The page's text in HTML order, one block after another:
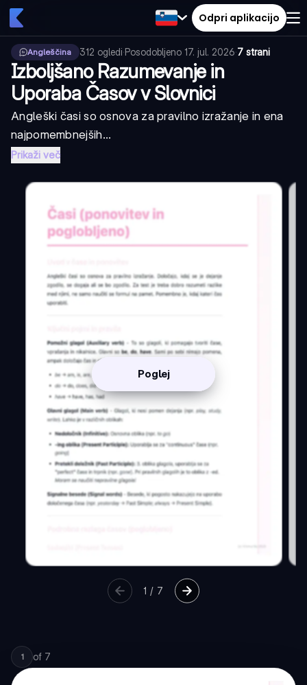
Odpri aplikacijo
Angleščina 312 ogledi·Posodobljeno 17. jul. 2026·7 strani
Izboljšano Razumevanje in
Uporaba Časov v Slovnici
Angleški časi so osnova za pravilno izražanje in ena
najpomembnejših...
Prikaži več
Poglej
1 / 7
1 of 7